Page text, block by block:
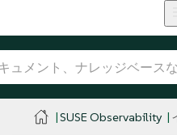
SUSE Observability